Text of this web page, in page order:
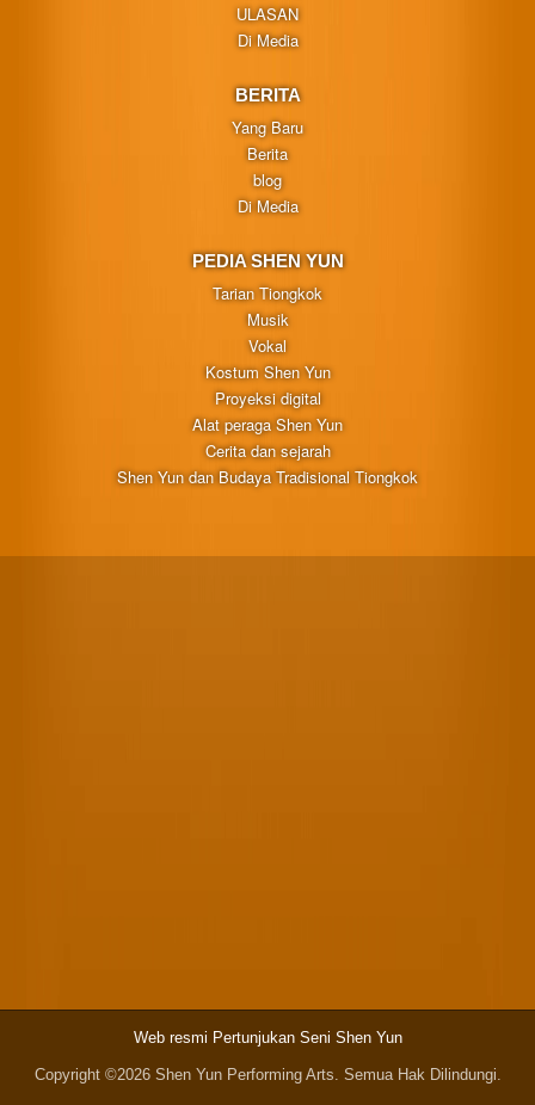
ULASAN
Di Media
BERITA
Yang Baru
Berita
blog
Di Media
PEDIA SHEN YUN
Tarian Tiongkok
Musik
Vokal
Kostum Shen Yun
Proyeksi digital
Alat peraga Shen Yun
Cerita dan sejarah
Shen Yun dan Budaya Tradisional Tiongkok
Web resmi Pertunjukan Seni Shen Yun
Copyright ©2026 Shen Yun Performing Arts. Semua Hak Dilindungi.